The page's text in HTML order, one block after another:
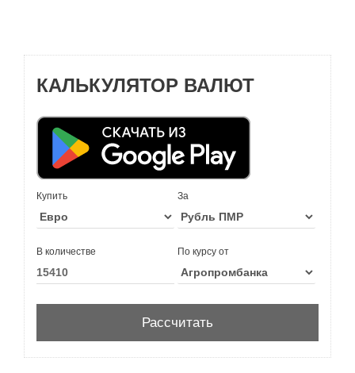
КАЛЬКУЛЯТОР ВАЛЮТ
Купить За
В количестве По курсу от